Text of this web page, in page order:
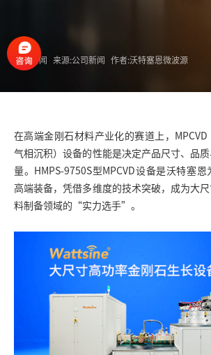
公司新闻 来源:公司新闻 作者:沃特塞恩微波源
在高端金刚石材料产业化的赛道上，
气相沉积）设备的性能是决定产品尺寸、品
量。HMPS-9750S型MPCVD设备是沃特塞
高端装备，凭借多维度的技术突破，成为大
料制备领域的“实力选手”。